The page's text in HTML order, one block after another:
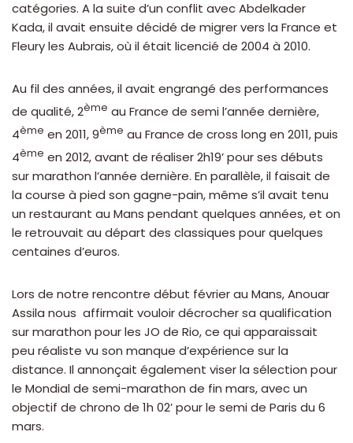
catégories. A la suite d’un conflit avec Abdelkader
Kada, il avait ensuite décidé de migrer vers la France et
Fleury les Aubrais, où il était licencié de 2004 à 2010.
Au fil des années, il avait engrangé des performances
de qualité, 2ème au France de semi l’année dernière,
4ème en 2011, 9ème au France de cross long en 2011, puis
4ème en 2012, avant de réaliser 2h19’ pour ses débuts
sur marathon l’année dernière. En parallèle, il faisait de
la course à pied son gagne-pain, même s’il avait tenu
un restaurant au Mans pendant quelques années, et on
le retrouvait au départ des classiques pour quelques
centaines d’euros.
Lors de notre rencontre début février au Mans, Anouar
Assila nous affirmait vouloir décrocher sa qualification
sur marathon pour les JO de Rio, ce qui apparaissait
peu réaliste vu son manque d’expérience sur la
distance. Il annonçait également viser la sélection pour
le Mondial de semi-marathon de fin mars, avec un
objectif de chrono de 1h 02’ pour le semi de Paris du 6
mars.